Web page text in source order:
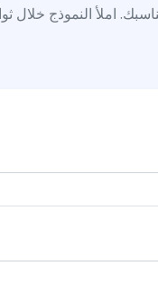
املأ النموذج خلال